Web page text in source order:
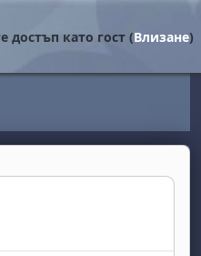
достъп като гост (Влизане)